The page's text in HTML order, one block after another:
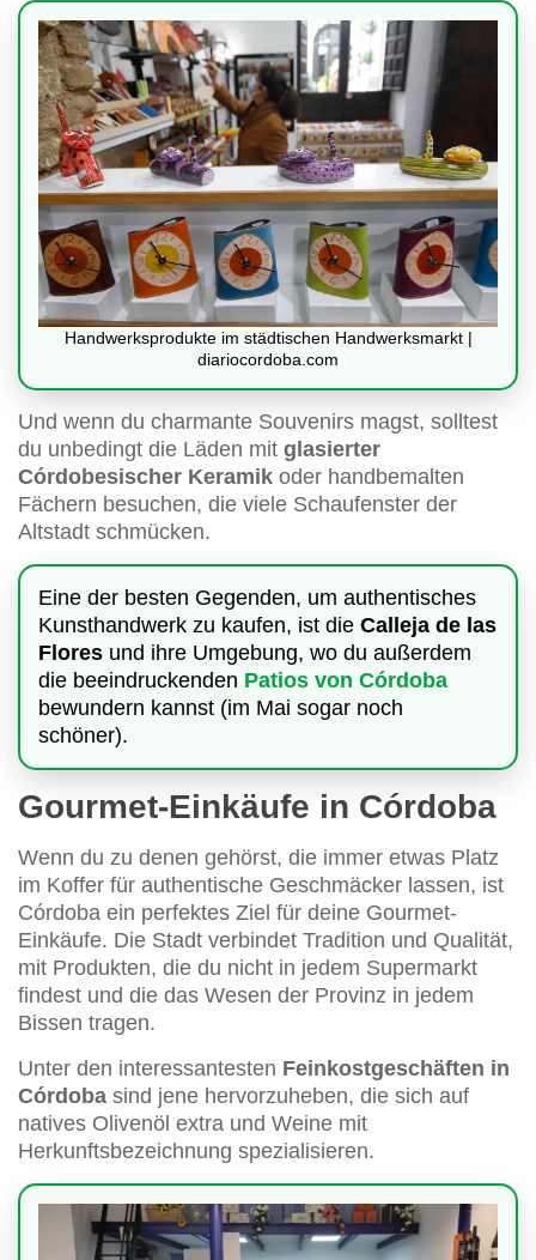
Handwerksprodukte im städtischen Handwerksmarkt |
diariocordoba.com
Und wenn du charmante Souvenirs magst, solltest
du unbedingt die Läden mit glasierter
Córdobesischer Keramik oder handbemalten
Fächern besuchen, die viele Schaufenster der
Altstadt schmücken.
Eine der besten Gegenden, um authentisches
Kunsthandwerk zu kaufen, ist die Calleja de las
Flores und ihre Umgebung, wo du außerdem
die beeindruckenden Patios von Córdoba
bewundern kannst (im Mai sogar noch
schöner).
Gourmet-Einkäufe in Córdoba
Wenn du zu denen gehörst, die immer etwas Platz
im Koffer für authentische Geschmäcker lassen, ist
Córdoba ein perfektes Ziel für deine Gourmet-
Einkäufe. Die Stadt verbindet Tradition und Qualität,
mit Produkten, die du nicht in jedem Supermarkt
findest und die das Wesen der Provinz in jedem
Bissen tragen.
Unter den interessantesten Feinkostgeschäften in
Córdoba sind jene hervorzuheben, die sich auf
natives Olivenöl extra und Weine mit
Herkunftsbezeichnung spezialisieren.